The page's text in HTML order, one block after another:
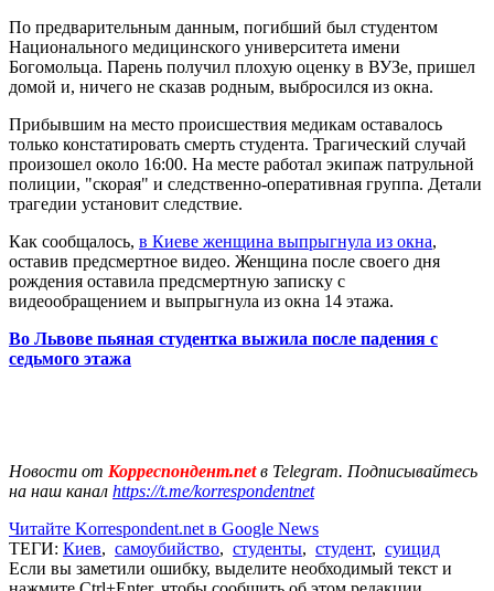
По предварительным данным, погибший был студентом
Национального медицинского университета имени
Богомольца. Парень получил плохую оценку в ВУЗе, пришел
домой и, ничего не сказав родным, выбросился из окна.
Прибывшим на место происшествия медикам оставалось
только констатировать смерть студента. Трагический случай
произошел около 16:00. На месте работал экипаж патрульной
полиции, "скорая" и следственно-оперативная группа. Детали
трагедии установит следствие.
Как сообщалось, в Киеве женщина выпрыгнула из окна,
оставив предсмертное видео. Женщина после своего дня
рождения оставила предсмертную записку с
видеообращением и выпрыгнула из окна 14 этажа.
Во Львове пьяная студентка выжила после падения с
седьмого этажа
Новости от Корреспондент.netв Telegram. Подписывайтесь
на наш канал https://t.me/korrespondentnet
Читайте Korrespondent.net в Google News
ТЕГИ: Киев, самоубийство, студенты, студент, суицид
Если вы заметили ошибку, выделите необходимый текст и